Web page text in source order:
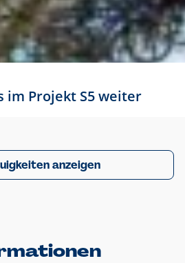
im Projekt S5 weiter
anzeigen